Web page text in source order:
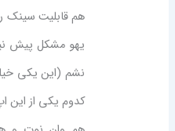
هم قابلیت سینک
یهو مشکل پیش
نشم (این یکی
کدوم یکی از این